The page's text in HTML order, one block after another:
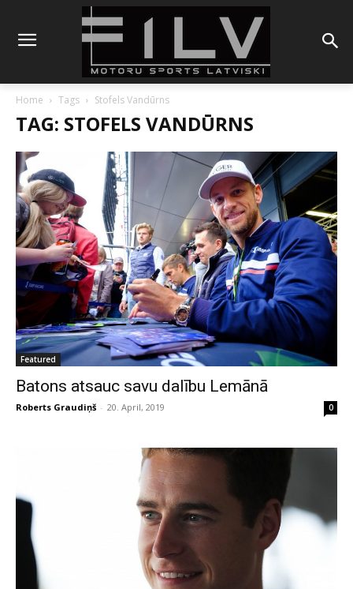
Home Tags Stofels Vandūrns
TAG: STOFELS VANDŪRNS
Featured
Batons atsauc savu dalību Lemānā
Roberts Graudiņš - 20. April, 2019 0